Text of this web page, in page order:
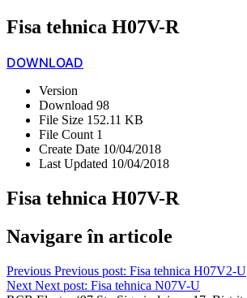
Fisa tehnica H07V-R
DOWNLOAD
Version
Download 98
File Size 152.11 KB
File Count 1
Create Date 10/04/2018
Last Updated 10/04/2018
Fisa tehnica H07V-R
Navigare în articole
Previous Previous post: Fisa tehnica H07V2-U
Next Next post: Fisa tehnica N07V-U